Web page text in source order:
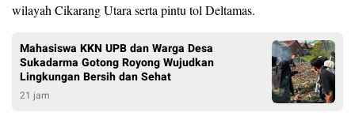
wilayah Cikarang Utara serta pintu tol Deltamas.
Mahasiswa KKN UPB dan Warga Desa
Sukadarma Gotong Royong Wujudkan
Lingkungan Bersih dan Sehat
21 jam